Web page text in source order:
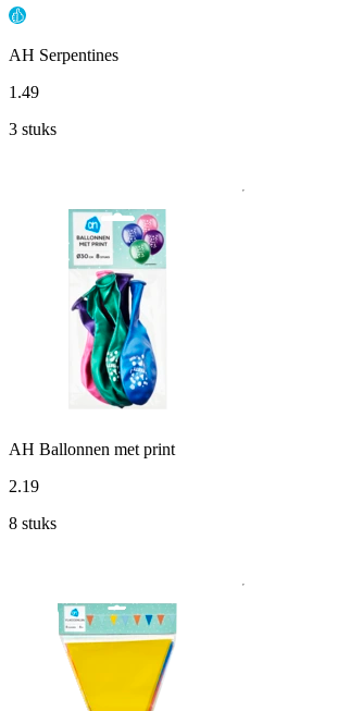
AH Serpentines
1 .49
3 stuks
AH Ballonnen met print
2.19
8 stuks